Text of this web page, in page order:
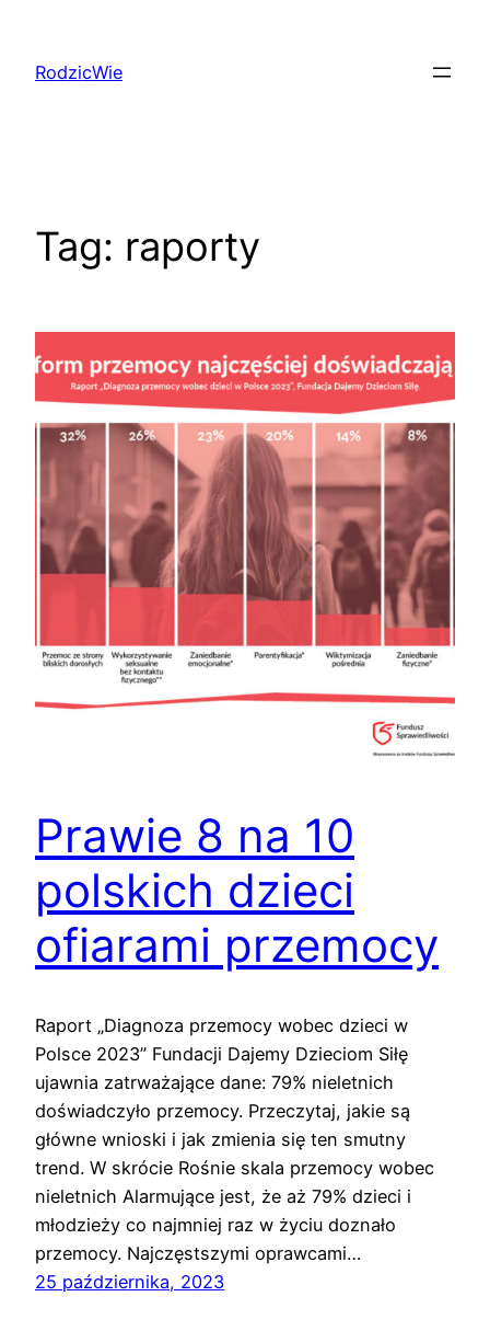
treściRodzicWie
Tag: raporty
Prawie 8 na 10
polskich dzieci
ofiarami przemocy
Raport „Diagnoza przemocy wobec dzieci w
Polsce 2023” Fundacji Dajemy Dzieciom Siłę
ujawnia zatrważające dane: 79% nieletnich
doświadczyło przemocy. Przeczytaj, jakie są
główne wnioski i jak zmienia się ten smutny
trend. W skrócie Rośnie skala przemocy wobec
nieletnich Alarmujące jest, że aż 79% dzieci i
młodzieży co najmniej raz w życiu doznało
przemocy. Najczęstszymi oprawcami…
25 października, 2023